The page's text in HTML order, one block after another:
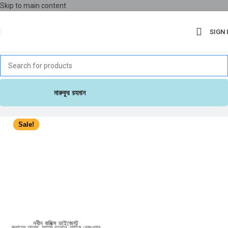
Skip to main content
SIGN
মারুফুর রহমান
Sale!
নবীন কমিক্স ডাইজেস্ট